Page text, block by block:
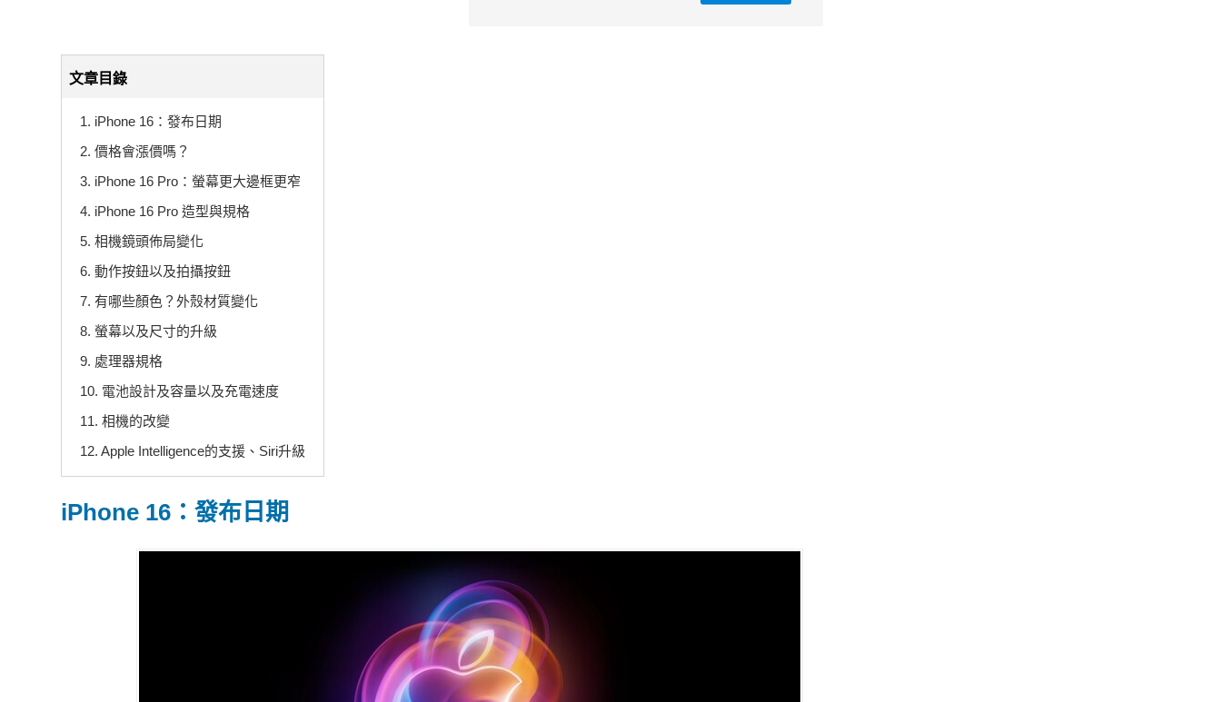
文章目錄
1. iPhone 16：發布日期
2. 價格會漲價嗎？
3. iPhone 16 Pro：螢幕更大邊框更窄
4. iPhone 16 Pro 造型與規格
5. 相機鏡頭佈局變化
6. 動作按鈕以及拍攝按鈕
7. 有哪些顏色？外殼材質變化
8. 螢幕以及尺寸的升級
9. 處理器規格
10. 電池設計及容量以及充電速度
11. 相機的改變
12. Apple Intelligence的支援、Siri升級
iPhone 16：發布日期